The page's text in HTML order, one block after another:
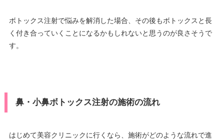
ボトックス注射で悩みを解消した場合、その後もボトックスと長
く付き合っていくことになるかもしれないと思うのが良さそうで
す。
鼻・小鼻ボトックス注射の施術の流れ
はじめて美容クリニックに行くなら、施術がどのような流れで進